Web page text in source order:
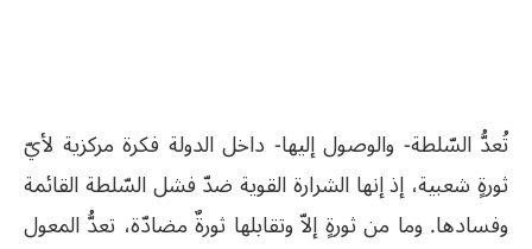
تُعدُّ السّلطة- والوصول إليها- داخل الدولة فكرة مركزية لأيّ
ثورةٍ شعبية، إذ إنها الشرارة القوية ضدّ فشل السّلطة القائمة
وفسادها. وما من ثورةٍ إلاّ وتقابلها ثورةٌ مضادّة، تعدُّ المعول